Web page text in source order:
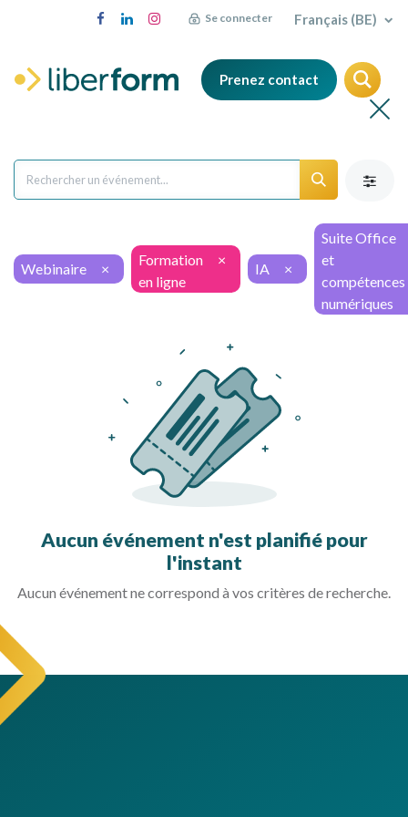
Se connecter Français (BE)
Prenez contact
Webinaire ×
Formation
en ligne
×
IA ×
Suite Office
et
compétences
numériques
Aucun événement n'est planifié pour
l'instant
Aucun événement ne correspond à vos critères de recherche.